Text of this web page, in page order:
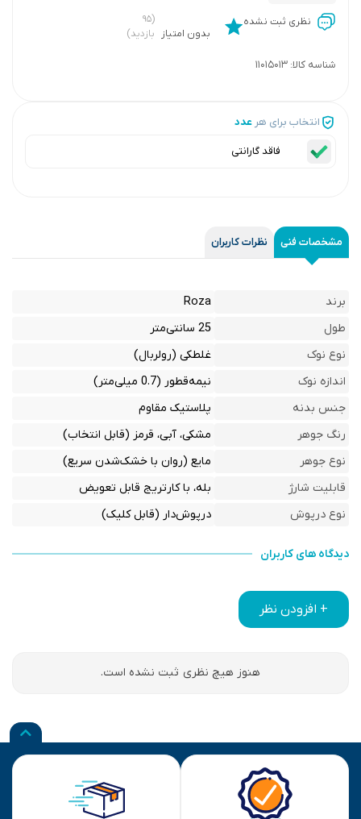
نظری ثبت نشده
بدون امتیاز
(۹۵
بازدید)
شناسه کالا: 11015013
انتخاب برای هر عدد
فاقد گارانتی
مشخصات فنی نظرات کاربران
برند
Roza
طول
25 سانتی‌متر
نوع نوک
غلطکی (رولربال)
اندازه نوک
نیمه‌قطور (0.7 میلی‌متر)
جنس بدنه
پلاستیک مقاوم
رنگ جوهر
مشکی، آبی، قرمز (قابل انتخاب)
نوع جوهر
مایع (روان با خشک‌شدن سریع)
قابلیت شارژ
بله، با کارتریج قابل تعویض
نوع درپوش
درپوش‌دار (قابل کلیک)
دیدگاه های کاربران
+ افزودن نظر
هنوز هیچ نظری ثبت نشده است.